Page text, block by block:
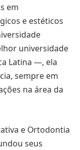
em
e estéticos
universidade
Latina —, ela
sempre em
na área da
e Ortodontia
seus